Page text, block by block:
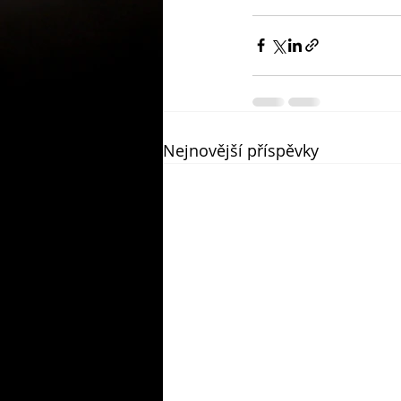
Nejnovější příspěvky